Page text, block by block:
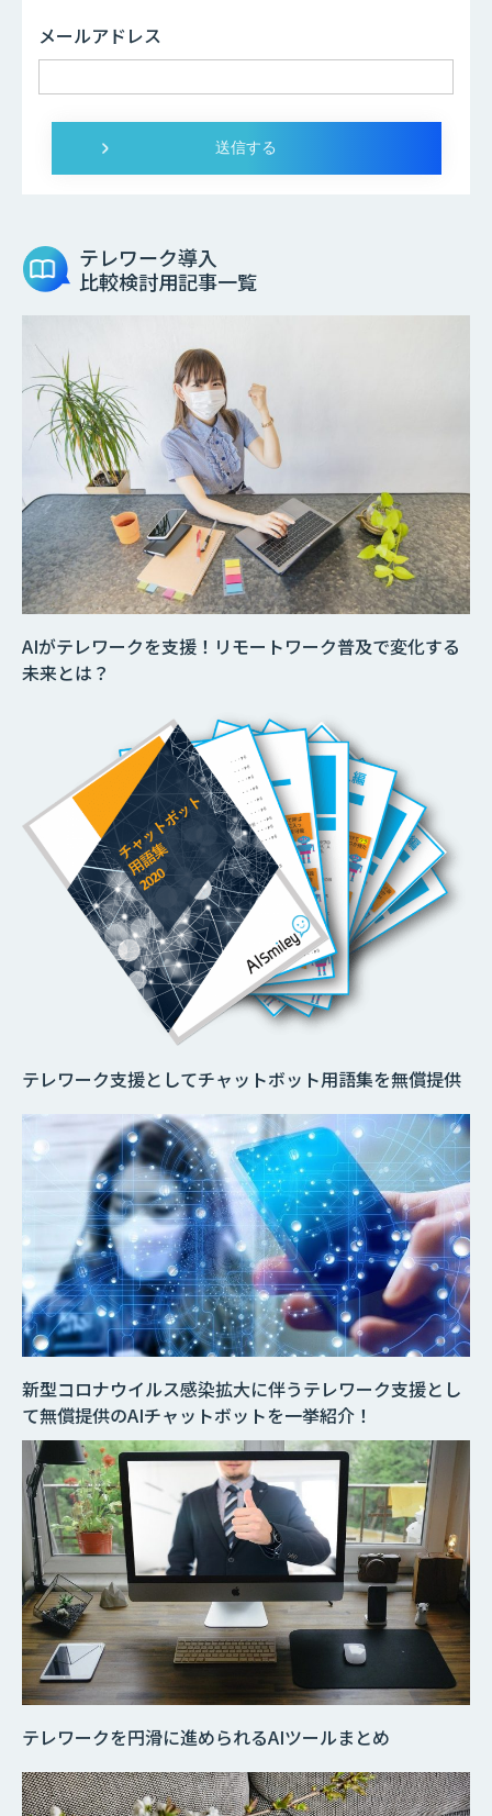
メールアドレス
テレワーク導入
比較検討用記事一覧
テレワークを円滑に進められるAIツールまとめ
新型コロナウイルス感染拡大に伴うテレワーク支援とし
て無償提供のAIチャットボットを一挙紹介！
テレワーク支援としてチャットボット用語集を無償提供
AIがテレワークを支援！リモートワーク普及で変化する
未来とは？